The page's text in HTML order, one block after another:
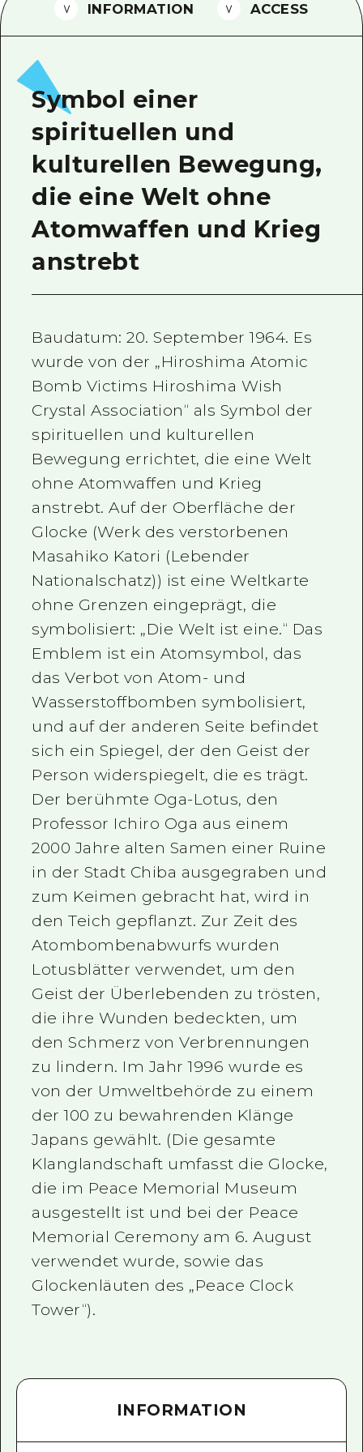
FAQs
Foto-Download
Transportinformationen bei
INFORMATION ACCESS
Symbol einer
spirituellen und
kulturellen Bewegung,
die eine Welt ohne
Atomwaffen und Krieg
anstrebt
Baudatum: 20. September 1964. Es
wurde von der „Hiroshima Atomic
Bomb Victims Hiroshima Wish
Crystal Association“ als Symbol der
spirituellen und kulturellen
Bewegung errichtet, die eine Welt
ohne Atomwaffen und Krieg
anstrebt. Auf der Oberfläche der
Glocke (Werk des verstorbenen
Masahiko Katori (Lebender
Nationalschatz)) ist eine Weltkarte
ohne Grenzen eingeprägt, die
symbolisiert: „Die Welt ist eine.“ Das
Emblem ist ein Atomsymbol, das
das Verbot von Atom- und
Wasserstoffbomben symbolisiert,
und auf der anderen Seite befindet
sich ein Spiegel, der den Geist der
Person widerspiegelt, die es trägt.
Der berühmte Oga-Lotus, den
Professor Ichiro Oga aus einem
2000 Jahre alten Samen einer Ruine
in der Stadt Chiba ausgegraben und
zum Keimen gebracht hat, wird in
den Teich gepflanzt. Zur Zeit des
Atombombenabwurfs wurden
Lotusblätter verwendet, um den
Geist der Überlebenden zu trösten,
die ihre Wunden bedeckten, um
den Schmerz von Verbrennungen
zu lindern. Im Jahr 1996 wurde es
von der Umweltbehörde zu einem
der 100 zu bewahrenden Klänge
Japans gewählt. (Die gesamte
Klanglandschaft umfasst die Glocke,
die im Peace Memorial Museum
ausgestellt ist und bei der Peace
Memorial Ceremony am 6. August
verwendet wurde, sowie das
Glockenläuten des „Peace Clock
Tower“).
INFORMATION